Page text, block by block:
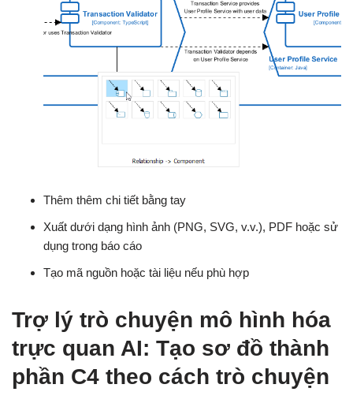
Thêm thêm chi tiết bằng tay
Xuất dưới dạng hình ảnh (PNG, SVG, v.v.), PDF hoặc sử
dụng trong báo cáo
Tạo mã nguồn hoặc tài liệu nếu phù hợp
Trợ lý trò chuyện mô hình hóa
trực quan AI: Tạo sơ đồ thành
phần C4 theo cách trò chuyện